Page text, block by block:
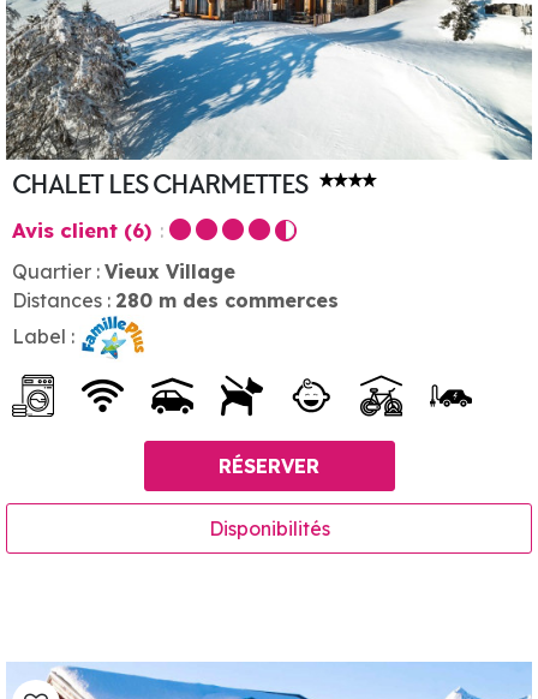
CHALET LES CHARMETTES
Avis client (6)
Quartier : Vieux Village
Distances : 280 m des commerces
Label :
RÉSERVER
Disponibilités